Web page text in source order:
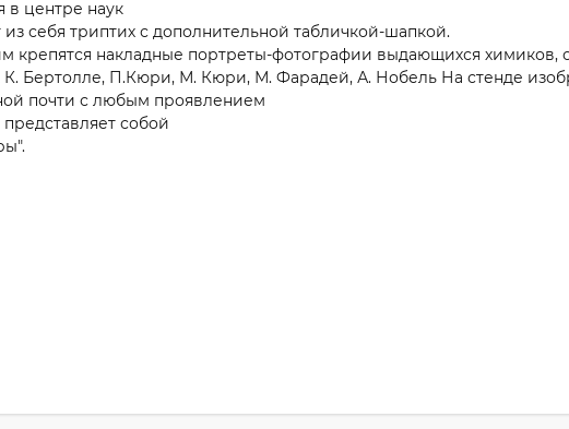
в центре наук
себя триптих с дополнительной табличкой-шапкой.
крепятся накладные портреты-фотографии выдающихся химиков,
Бертолле, П.Кюри, М. Кюри, М. Фарадей, А. Нобель На стенде
почти с любым проявлением
собой